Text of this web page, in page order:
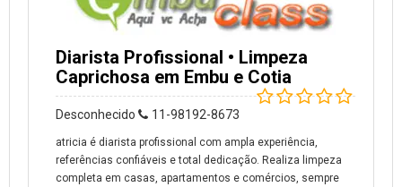
Diarista Profissional • Limpeza
Caprichosa em Embu e Cotia
Desconhecido 11-98192-8673
atricia é diarista profissional com ampla experiência,
referências confiáveis e total dedicação. Realiza limpeza
completa em casas, apartamentos e comércios, sempre